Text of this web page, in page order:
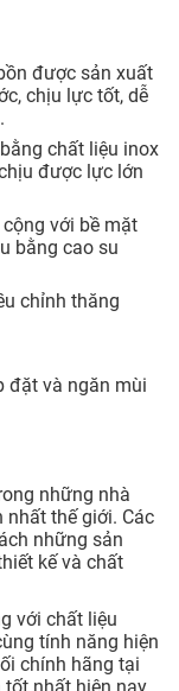
được sản xuất
chịu lực tốt, dễ
chất liệu inox
được lực lớn
với bề mặt
bằng cao su
chỉnh thăng
đặt và ngăn mùi
những nhà
thế giới. Các
những sản
kế và chất
với chất liệu
tính năng hiện
chính hãng tại